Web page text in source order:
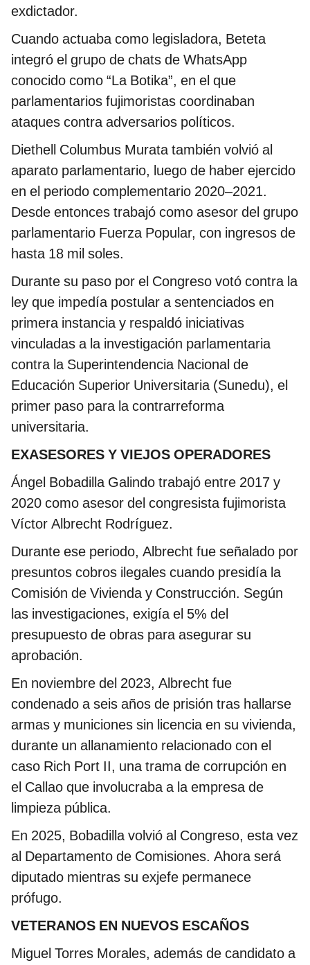
exdictador.
Cuando actuaba como legisladora, Beteta
integró el grupo de chats de WhatsApp
conocido como “La Botika”, en el que
parlamentarios fujimoristas coordinaban
ataques contra adversarios políticos.
Diethell Columbus Murata también volvió al
aparato parlamentario, luego de haber ejercido
en el periodo complementario 2020–2021.
Desde entonces trabajó como asesor del grupo
parlamentario Fuerza Popular, con ingresos de
hasta 18 mil soles.
Durante su paso por el Congreso votó contra la
ley que impedía postular a sentenciados en
primera instancia y respaldó iniciativas
vinculadas a la investigación parlamentaria
contra la Superintendencia Nacional de
Educación Superior Universitaria (Sunedu), el
primer paso para la contrarreforma
universitaria.
EXASESORES Y VIEJOS OPERADORES
Ángel Bobadilla Galindo trabajó entre 2017 y
2020 como asesor del congresista fujimorista
Víctor Albrecht Rodríguez.
Durante ese periodo, Albrecht fue señalado por
presuntos cobros ilegales cuando presidía la
Comisión de Vivienda y Construcción. Según
las investigaciones, exigía el 5% del
presupuesto de obras para asegurar su
aprobación.
En noviembre del 2023, Albrecht fue
condenado a seis años de prisión tras hallarse
armas y municiones sin licencia en su vivienda,
durante un allanamiento relacionado con el
caso Rich Port II, una trama de corrupción en
el Callao que involucraba a la empresa de
limpieza pública.
En 2025, Bobadilla volvió al Congreso, esta vez
al Departamento de Comisiones. Ahora será
diputado mientras su exjefe permanece
prófugo.
VETERANOS EN NUEVOS ESCAÑOS
Miguel Torres Morales, además de candidato a